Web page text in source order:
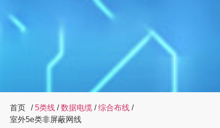
首页 /5类线 /数据电缆 /综合布线 /
室外5e类非屏蔽网线